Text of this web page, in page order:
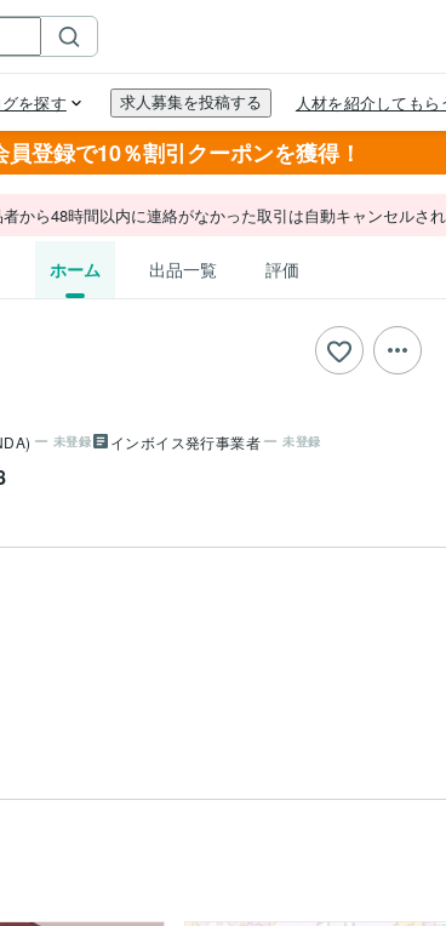
員登録で10％割引クーポンを獲得！
から48時間以内に連絡がなかった取引は自動キャンセルされ
ホーム 出品一覧 評価
未登録 インボイス発行事業者 未登録